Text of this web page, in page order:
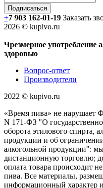
+7 903 162-01-19 Заказать
2026 © kupivo.ru
Чрезмерное употребление
здоровью
Вопрос-ответ
Производители
2022 ©️ kupivo.ru
«Время пива» не нарушает
N 171-ФЗ "О
оборота этилового спирта,
продукции и об
алкогольной продукции":
дистанционную торговлю;
оплата товара происходит
пива. Все материалы,
информационный характер